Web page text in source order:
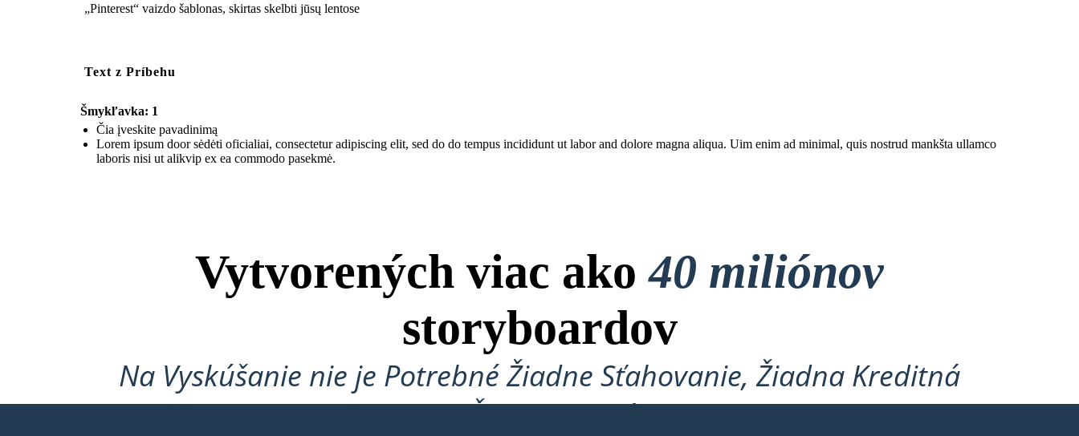
„Pinterest“ vaizdo šablonas, skirtas skelbti jūsų lentose
Text z Príbehu
Šmykľavka: 1
Čia įveskite pavadinimą
Lorem ipsum door sėdėti oficialiai, consectetur adipiscing elit, sed do do tempus incididunt ut labor and dolore magna aliqua. Uim enim ad minimal, quis nostrud mankšta ullamco
laboris nisi ut alikvip ex ea commodo pasekmė.
Vytvorených viac ako40 miliónov
storyboardov
Na Vyskúšanie nie je Potrebné Žiadne Sťahovanie, Žiadna Kreditná
Karta a Žiadne Prihlásenie!